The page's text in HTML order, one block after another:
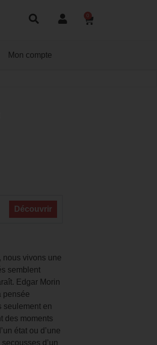
0
Mon compte
Découvrir
nous vivons une
semblent
Edgar Morin
pensée
seulement en
des moments
état ou d’une
d’un